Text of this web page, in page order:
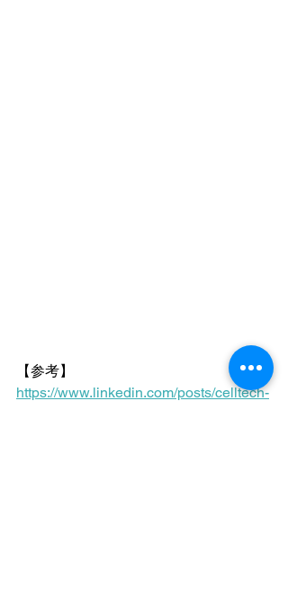
【参考】
https://www.linkedin.com/posts/celltech-